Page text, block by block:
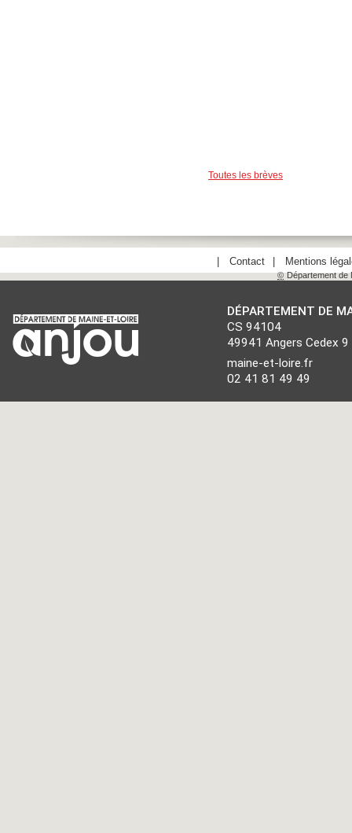
Toutes les brèves
Contact Mentions
©Département de
DÉPARTEMENT DE
CS 94104
49941 Angers Cedex 9
maine-et-loire.fr
02 41 81 49 49